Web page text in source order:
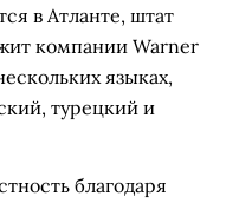
в Атланте, штат
компании Warner
языках,
турецкий и
благодаря